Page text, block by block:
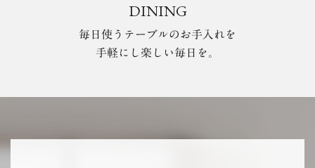
DINING
毎日使うテーブルのお手入れを
手軽にし楽しい毎日を。